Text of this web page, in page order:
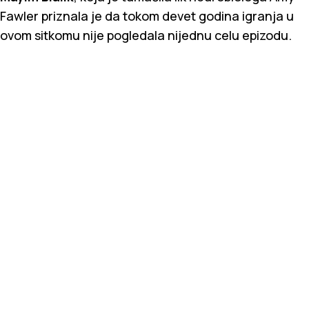
Fawler priznala je da tokom devet godina igranja u
ovom sitkomu nije pogledala nijednu celu epizodu.